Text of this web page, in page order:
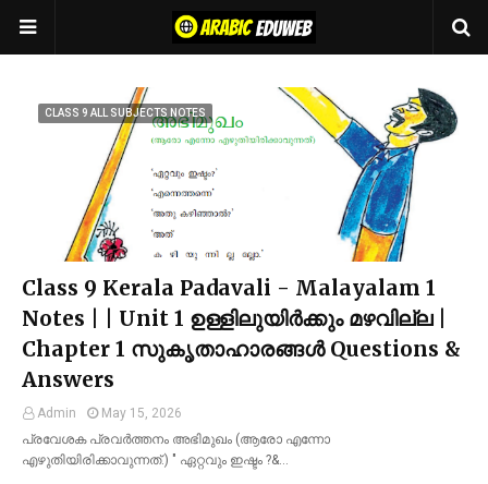
CLASS 9 ALL SUBJECTS NOTES
Class 9 Kerala Padavali - Malayalam 1
Notes | | Unit 1 ഉള്ളിലുയിർക്കും മഴവില്ല |
Chapter 1 സുകൃതാഹാരങ്ങൾ Questions &
Answers
Admin
May 15, 2026
പ്രവേശക പ്രവർത്തനം അഭിമുഖം (ആരോ എന്നോ
എഴുതിയിരിക്കാവുന്നത്.) " ഏറ്റവും ഇഷ്ടം ?&…